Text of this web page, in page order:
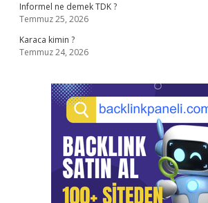
Informel ne demek TDK ?
Temmuz 25, 2026
Karaca kimin ?
Temmuz 24, 2026